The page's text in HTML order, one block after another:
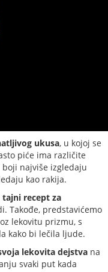
ukusa, u kojoj se
piće ima različite
najviše izgledaju
kao rakija.
tajni recept za
Takođe, predstavićemo
lekovitu prizmu, s
kako bi lečila ljude.
lekovita dejstva na
svaki put kada